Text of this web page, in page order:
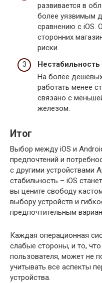
развивается в
более уязвимым
сравнению с iOS.
сторонних
риски.
На более
работать менее
связано с
железом.
Итог
Выбор между iOS и
предпочтений и
с другими устройствами
стабильность – iOS
вы цените свободу
выбору устройств и
предпочтительным
Каждая операционная
слабые стороны, и то,
пользователя, может не
учитывать все аспекты
устройства.